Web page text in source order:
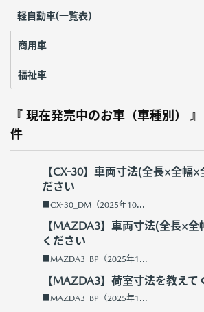
軽自動車(一覧表)
商用車
福祉車
『 現在発売中のお車（車種別）
件
【CX-30】車両寸法(全長×全幅×
ださい
■CX-30_DM（2025年10...
【MAZDA3】車両寸法(全長×
ください
■MAZDA3_BP（2025年1...
【MAZDA3】荷室寸法を教えて
■MAZDA3_BP（2025年1...